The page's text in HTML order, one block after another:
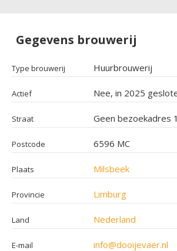
Gegevens brouwerij
Type brouwerij Huurbrouwerij
Actief
Straat Geen bezoekadres 1
Postcode 6596 MC
Plaats Milsbeek
Provincie Limburg
Land Nederland
E-mail info@dooijevaer.nl